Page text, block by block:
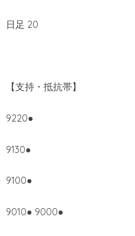
日足 20
【支持・抵抗帯】
9220●
9130●
9100●
9010● 9000●